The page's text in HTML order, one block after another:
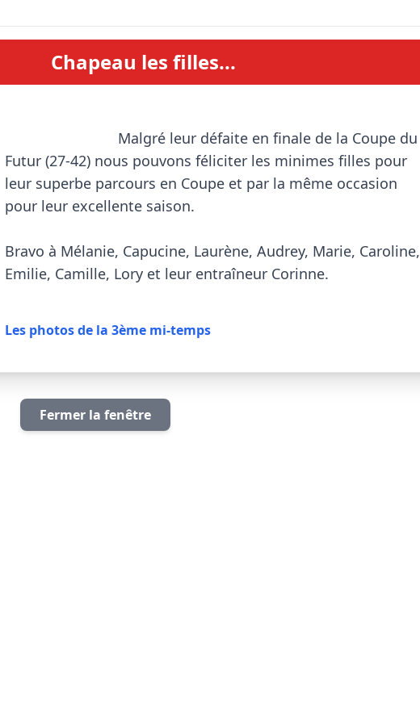
Chapeau les filles...
Futur (27-42) nous pouvons féliciter les minimes filles pour
leur superbe parcours en Coupe et par la même occasion
pour leur excellente saison.
Bravo à Mélanie, Capucine, Laurène, Audrey, Marie, Caroline,
Emilie, Camille, Lory et leur entraîneur Corinne.
Les photos de la 3ème mi-temps
Fermer la fenêtre